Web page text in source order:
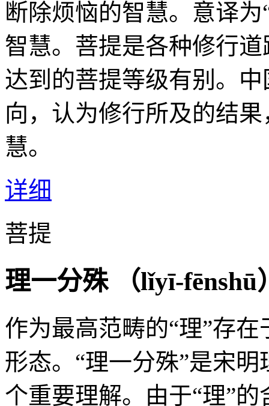
断除烦恼的智慧。意译
智慧。菩提是各种修行
达到的菩提等级有别。
向，认为修行所及的结
慧。
详细
菩提
理一分殊 （lǐyī-fēnshū
作为最高范畴的“理”存
形态。“理一分殊”是宋
个重要理解。由于“理”